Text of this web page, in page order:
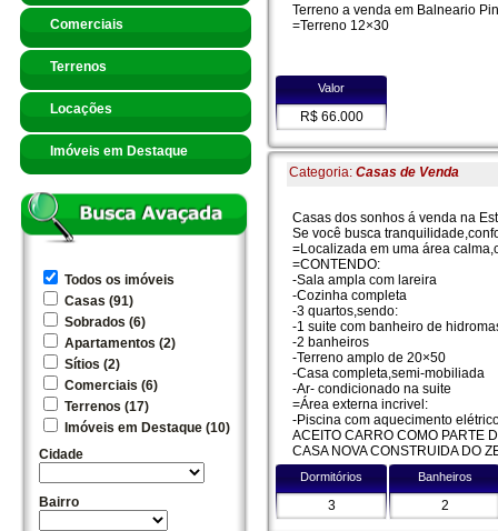
Comerciais
Terrenos
Locações
Imóveis em Destaque
Todos os imóveis
Casas (91)
Sobrados (6)
Apartamentos (2)
Sítios (2)
Comerciais (6)
Terrenos (17)
Imóveis em Destaque (10)
Cidade
Bairro
Terreno a venda em Balneario
=Terreno 12×30
Valor
R$ 66.000
Categoria: Casas de Venda
Casas dos sonhos á venda na
Se você busca
=Localizada em uma área
=CONTENDO:
-Sala ampla com lareira
-Cozinha completa
-3 quartos,sendo:
-1 suite com banheiro de
-2 banheiros
-Terreno amplo de 20×50
-Casa completa,semi-mobiliada
-Ar- condicionado na suite
=Área externa incrivel:
-Piscina com aquecimento
ACEITO CARRO COMO PARTE
CASA NOVA CONSTRUIDA DO
Dormitórios Banheiros
3 2